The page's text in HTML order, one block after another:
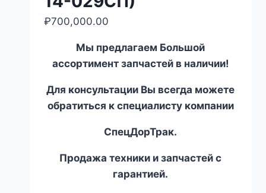
₽700,000.00
Мы предлагаем Большой
ассортимент запчастей в наличии!
Для консультации Вы всегда можете
обратиться к специалисту компании
СпецДорТрак.
Продажа техники и запчастей с
гарантией.